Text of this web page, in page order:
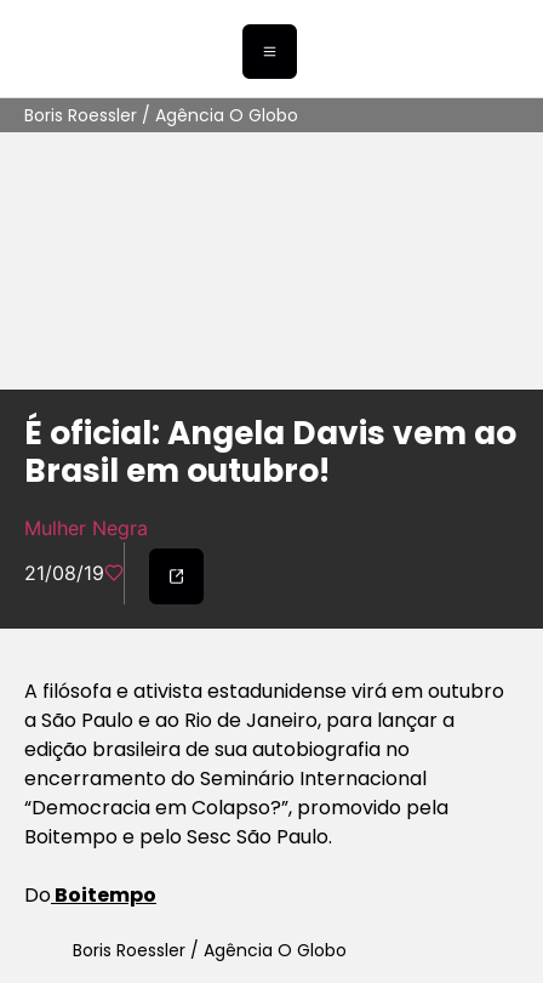
Boris Roessler / Agência O Globo
É oficial: Angela Davis vem ao
Brasil em outubro!
Mulher Negra
21/08/19
A filósofa e ativista estadunidense virá em outubro
a São Paulo e ao Rio de Janeiro, para lançar a
edição brasileira de sua autobiografia no
encerramento do Seminário Internacional
“Democracia em Colapso?”, promovido pela
Boitempo e pelo Sesc São Paulo.
DoBoitempo
Boris Roessler / Agência O Globo